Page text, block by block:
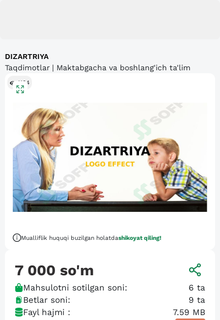
DIZARTRIYA
Taqdimotlar | Maktabgacha va boshlang'ich ta'lim
1134
Mualliflik huquqi buzilgan holatdashikoyat qiling!
7 000 so'm
Mahsulotni sotilgan soni: 6 ta
Betlar soni:
9 ta
Fayl hajmi :
7.59 MB